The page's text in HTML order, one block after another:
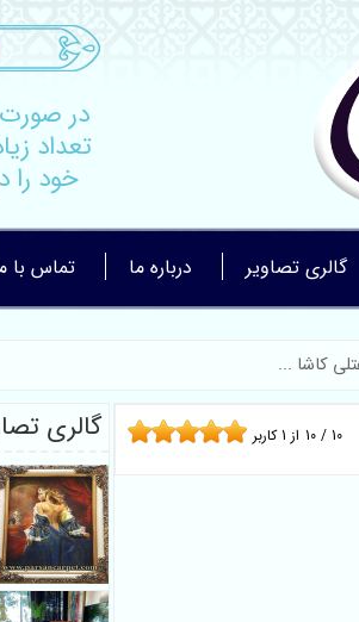
در
تعداد
خود را
گالری تصاویر درباره ما تماس با
کاشا ...
10 / 10 از 1کاربر گالری